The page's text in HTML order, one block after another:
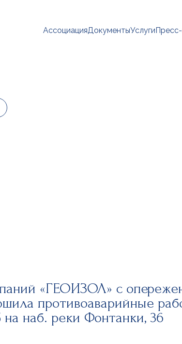
АссоциацияДокументыУслуги
«ГЕОИЗОЛ» с
противоаварийные
наб. реки Фонтанки, 36